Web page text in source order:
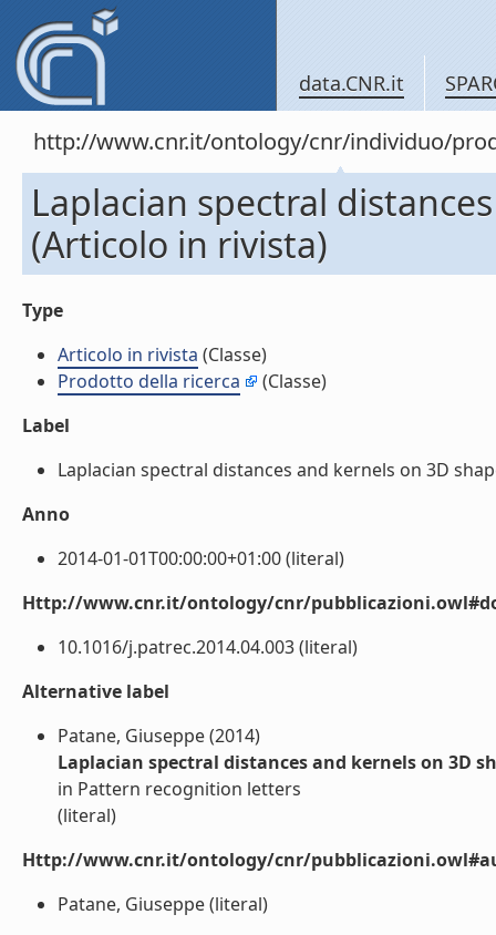
data.CNR.it
http://www.cnr.it/ontology/cnr/individuo/
Laplacian spectral
(Articolo in rivista)
Type
Articolo in rivista (Classe)
Prodotto della ricerca
(Classe)
Label
Laplacian spectral distances and kernels on 3D
Anno
2014-01-01T00:00:00+01:00 (literal)
Http://www.cnr.it/ontology/cnr/
10.1016/j.patrec.2014.04.003 (literal)
Alternative label
Patane, Giuseppe (2014)
Laplacian spectral distances and kernels on 3D
in Pattern recognition letters
(literal)
Http://www.cnr.it/ontology/cnr/
Patane, Giuseppe (literal)